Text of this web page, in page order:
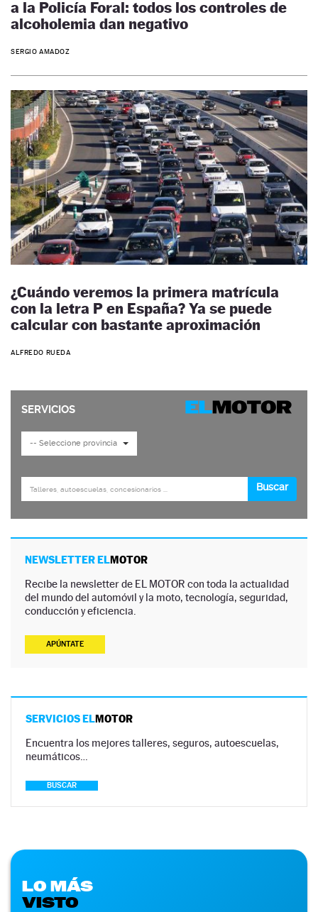
a la Policía Foral: todos los controles de
alcoholemia dan negativo
SERGIO AMADOZ
¿Cuándo veremos la primera matrícula
con la letra P en España? Ya se puede
calcular con bastante aproximación
ALFREDO RUEDA
NEWSLETTER ELMOTOR
Recibe la newsletter de EL MOTOR con toda la actualidad
del mundo del automóvil y la moto, tecnología, seguridad,
conducción y eficiencia.
APÚNTATE
SERVICIOS ELMOTOR
Encuentra los mejores talleres, seguros, autoescuelas,
neumáticos…
BUSCAR
LO MÁS
VISTO